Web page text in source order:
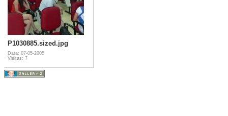
P1030885.sized.jpg
Data: 07-05-2005
Visitas: 7